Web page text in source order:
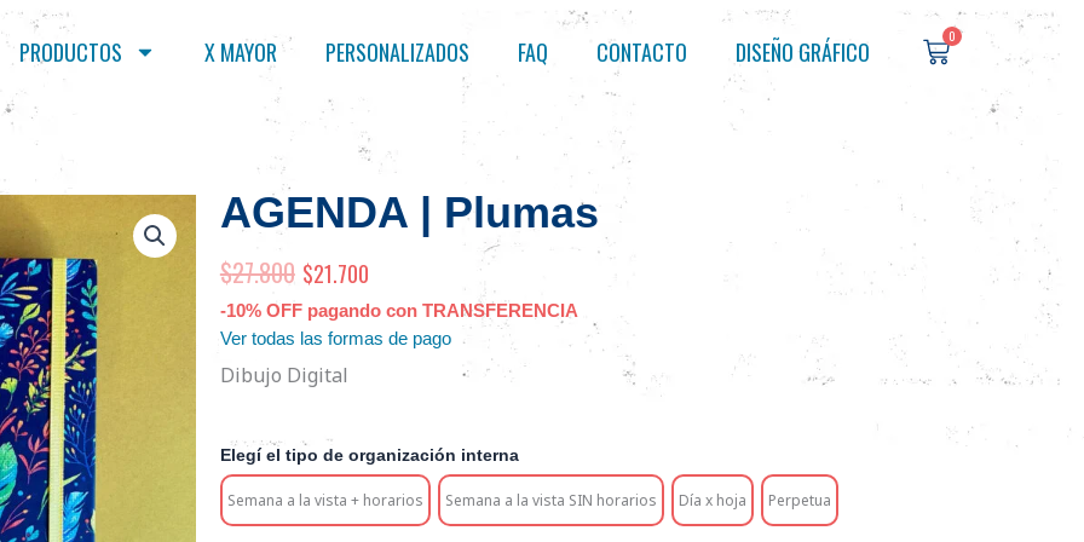
PRODUCTOS X MAYOR PERSONALIZADOS FAQ CONTACTO DISEÑO GRÁFICO
0
Cart
AGENDA | Plumas
$27.800 El
precio
original
era:
$21.700El
precio
actual
-10% OFF pagando con TRANSFERENCIA
Ver todas las formas de pago
Dibujo Digital
Elegí el tipo de organización interna
Semana a la vista + horarios Semana a la vista SIN horarios Día x hoja Perpetua
|
Plumas
cantidad